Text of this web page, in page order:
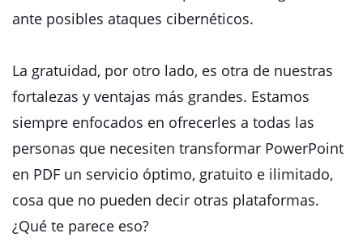
ante posibles ataques cibernéticos.
La gratuidad, por otro lado, es otra de nuestras
fortalezas y ventajas más grandes. Estamos
siempre enfocados en ofrecerles a todas las
personas que necesiten transformar PowerPoint
en PDF un servicio óptimo, gratuito e ilimitado,
cosa que no pueden decir otras plataformas.
¿Qué te parece eso?